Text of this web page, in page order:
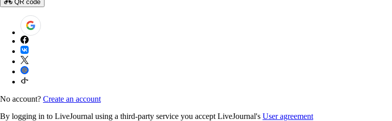
QR code
No account? Create an account
By logging in to LiveJournal using a third-party service you accept LiveJournal's User agreement